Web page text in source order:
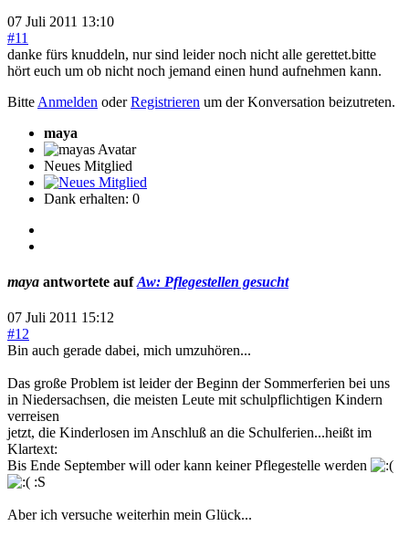
07 Juli 2011 13:10
#11
danke fürs knuddeln, nur sind leider noch nicht alle gerettet.bitte
hört euch um ob nicht noch jemand einen hund aufnehmen kann.
Bitte Anmelden oderRegistrieren um der Konversation beizutreten.
maya
Neues Mitglied
Dank erhalten: 0
maya antwortete aufAw: Pflegestellen gesucht
07 Juli 2011 15:12
#12
Bin auch gerade dabei, mich umzuhören...
Das große Problem ist leider der Beginn der Sommerferien bei uns
in Niedersachsen, die meisten Leute mit schulpflichtigen Kindern
verreisen
jetzt, die Kinderlosen im Anschluß an die Schulferien...heißt im
Klartext:
Bis Ende September will oder kann keiner Pflegestelle werden
:S
Aber ich versuche weiterhin mein Glück...